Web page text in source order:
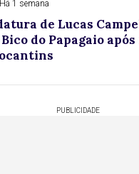
Há 1 semana
de Lucas
do Papagaio
PUBLICIDADE